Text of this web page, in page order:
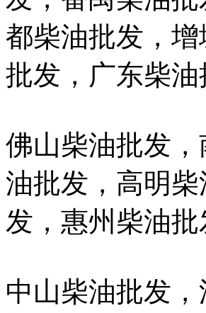
都柴油批发，
批发，广东柴
佛山柴油批发
油批发，高明
发，惠州柴油
中山柴油批发